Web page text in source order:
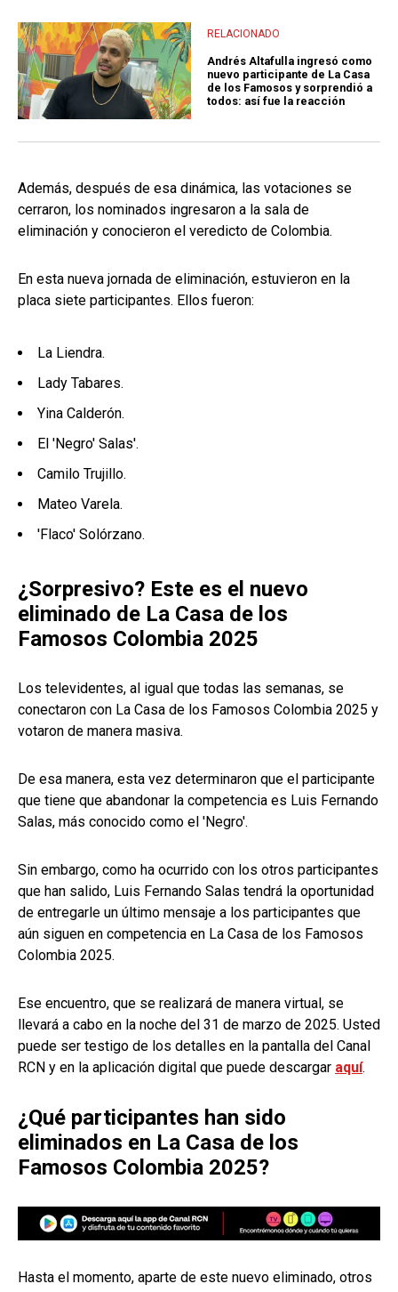
RELACIONADO
Andrés Altafulla ingresó como
nuevo participante de La Casa
de los Famosos y sorprendió a
todos: así fue la reacción
Además, después de esa dinámica, las votaciones se
cerraron, los nominados ingresaron a la sala de
eliminación y conocieron el veredicto de Colombia.
En esta nueva jornada de eliminación, estuvieron en la
placa siete participantes. Ellos fueron:
La Liendra.
Lady Tabares.
Yina Calderón.
El 'Negro' Salas'.
Camilo Trujillo.
Mateo Varela.
'Flaco' Solórzano.
¿Sorpresivo? Este es el nuevo
eliminado de La Casa de los
Famosos Colombia 2025
Los televidentes, al igual que todas las semanas, se
conectaron con La Casa de los Famosos Colombia 2025 y
votaron de manera masiva.
De esa manera, esta vez determinaron que el participante
que tiene que abandonar la competencia es Luis Fernando
Salas, más conocido como el 'Negro'.
Sin embargo, como ha ocurrido con los otros participantes
que han salido, Luis Fernando Salas tendrá la oportunidad
de entregarle un último mensaje a los participantes que
aún siguen en competencia en La Casa de los Famosos
Colombia 2025.
Ese encuentro, que se realizará de manera virtual, se
llevará a cabo en la noche del 31 de marzo de 2025. Usted
puede ser testigo de los detalles en la pantalla del Canal
RCN y en la aplicación digital que puede descargar aquí.
¿Qué participantes han sido
eliminados en La Casa de los
Famosos Colombia 2025?
Hasta el momento, aparte de este nuevo eliminado, otros